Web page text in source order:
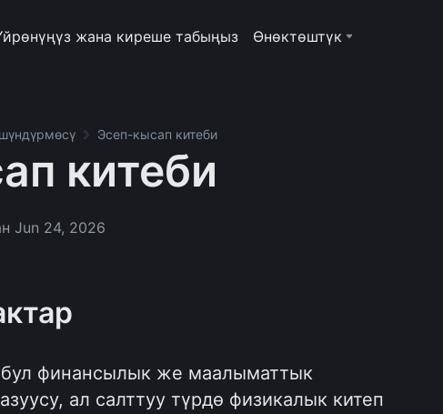
жана киреше табыңыз Өнөктөштүк
Эсеп-кысап китеби
китеби
Jun 24, 2026
финансылык же маалыматтык
ал салттуу түрдө физикалык китеп